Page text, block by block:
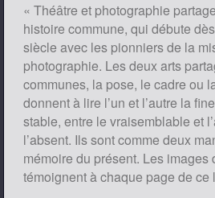
« Théâtre et photographie
histoire commune, qui débute
siècle avec les pionniers de la
photographie. Les deux arts
communes, la pose, le cadre ou
donnent à lire l’un et l’autre la
stable, entre le vraisemblable et
l’absent. Ils sont comme deux
mémoire du présent. Les images
témoignent à chaque page de ce